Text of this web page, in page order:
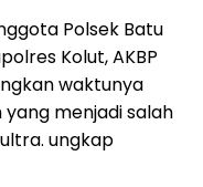
Polsek Batu
Kolut, AKBP
waktunya
menjadi salah
ungkap